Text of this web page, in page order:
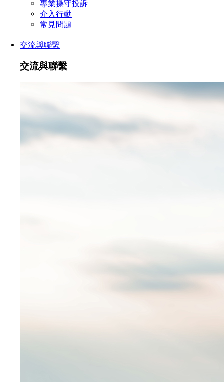
專業操守投訴
介入行動
常見問題
交流與聯繫
交流與聯繫